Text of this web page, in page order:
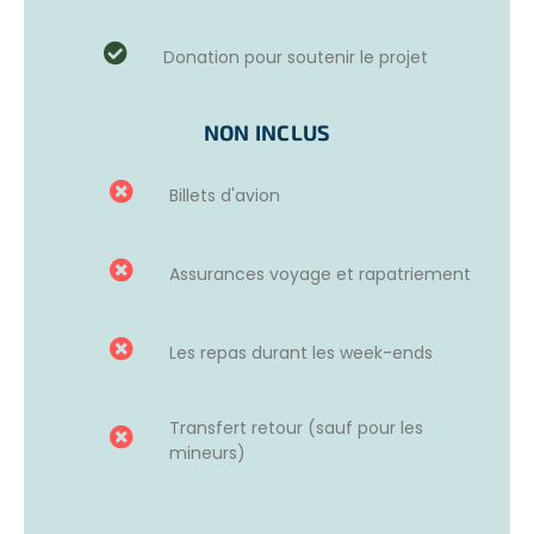
ce dont vous avez besoin, ou bien faire une cagnotte
sans contact physique. Ce fut un grand succès et cette
Animateur de surf :
cours de surf, de natation et de skateboard après les
matinées à l’école. Ces activités sont très appréciées des
(à partir de 13h30/14h30). Les sports se feront en rotation,
par exemple 2 après-midis surf, 1 après-midi natation et 2
Trois missions humanitaires en Afrique du Sud, trois
raisons de partir avec Freepackers !
Donation pour soutenir le projet
NON INCLUS
Billets d'avion
Assurances voyage et rapatriement
Les repas durant les week-ends
Transfert retour (sauf pour les
mineurs)